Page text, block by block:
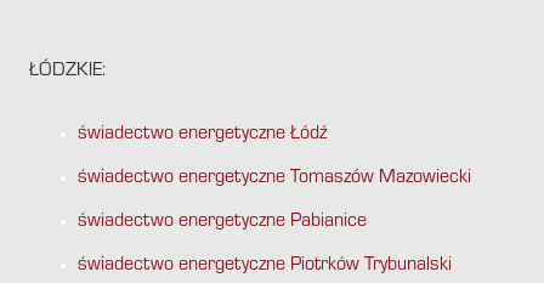
ŁÓDZKIE:
świadectwo energetyczne Łódź
świadectwo energetyczne Tomaszów Mazowiecki
świadectwo energetyczne Pabianice
świadectwo energetyczne Piotrków Trybunalski